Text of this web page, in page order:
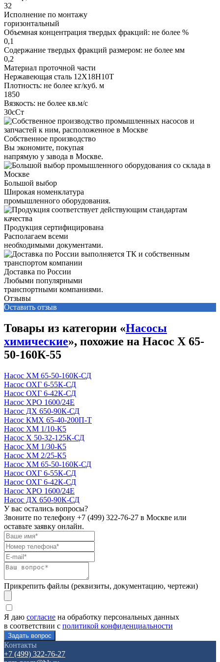
32
Исполнение по монтажу
горизонтальный
Объемная концентрация твердых фракций: не более %
0,1
Содержание твердых фракций размером: не более мм
0,2
Материал проточной части
Нержавеющая сталь 12Х18Н10Т
Плотность: не более кг/куб. м
1850
Вязкость: не более кв.м/с
30сСт
Собственное производство
Вы экономите, покупая
напрямую у завода в Москве.
Большой выбор
Широкая номенклатура
промышленного оборудования.
Продукция сертифицирована
Располагаем всеми
необходимыми документами.
Доставка по России
Любыми популярными
транспортными компаниями.
Отзывы
Оставить отзыв
Товары из категории «Насосы
химические», похожие на Насос Х 65-
50-160К-55
Насос ХМ 65-50-160К-СД
Насос ОХГ 6-55К-СД
Насос ОХГ 6-42К-СД
Насос ХРО 1600/24Е
Насос ДХ 650-90К-СД
Насос КМХ 65-40-200П-Т
Насос ХМ 1/10-К5
Насос Х 50-32-125К-СД
Насос ХМ 1/30-К5
Насос ХМ 2/25-К5
Насос ХМ 65-50-160К-СД
Насос ОХГ 6-55К-СД
Насос ОХГ 6-42К-СД
Насос ХРО 1600/24Е
Насос ДХ 650-90К-СД
У вас остались вопросы?
Звоните по телефону +7 (499) 322-76-27 в Москве или
оставьте заявку онлайн.
Прикрепить файлы (реквизиты, документацию, чертежи)
Я даю согласие на обработку персональных данных
в соответствии с политикой конфиденциальности
Контакты
+7 (499) 322-76-27